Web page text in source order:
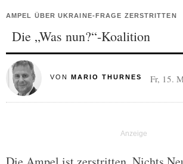
AMPEL ÜBER UKRAINE-FRAGE ZERSTRITTEN
Die „Was nun?“-Koalition
VON MARIO THURNES Fr, 15.